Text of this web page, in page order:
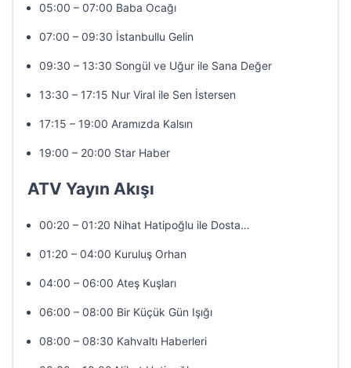
05:00 – 07:00 Baba Ocağı
07:00 – 09:30 İstanbullu Gelin
09:30 – 13:30 Songül ve Uğur ile Sana Değer
13:30 – 17:15 Nur Viral ile Sen İstersen
17:15 – 19:00 Aramızda Kalsın
19:00 – 20:00 Star Haber
ATV Yayın Akışı
00:20 – 01:20 Nihat Hatipoğlu ile Dosta…
01:20 – 04:00 Kuruluş Orhan
04:00 – 06:00 Ateş Kuşları
06:00 – 08:00 Bir Küçük Gün Işığı
08:00 – 08:30 Kahvaltı Haberleri